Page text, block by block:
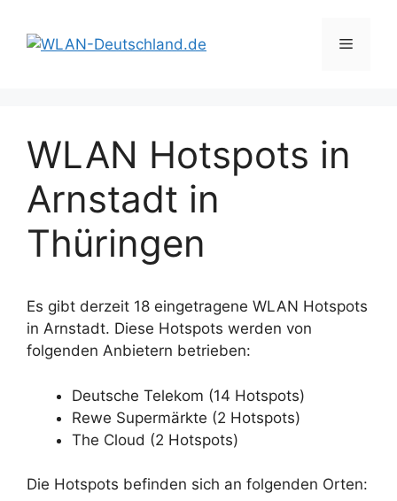
Inhalt
springen
Menü
WLAN Hotspots in
Arnstadt in
Thüringen
Es gibt derzeit 18 eingetragene WLAN Hotspots
in Arnstadt. Diese Hotspots werden von
folgenden Anbietern betrieben:
Deutsche Telekom (14 Hotspots)
Rewe Supermärkte (2 Hotspots)
The Cloud (2 Hotspots)
Die Hotspots befinden sich an folgenden Orten: